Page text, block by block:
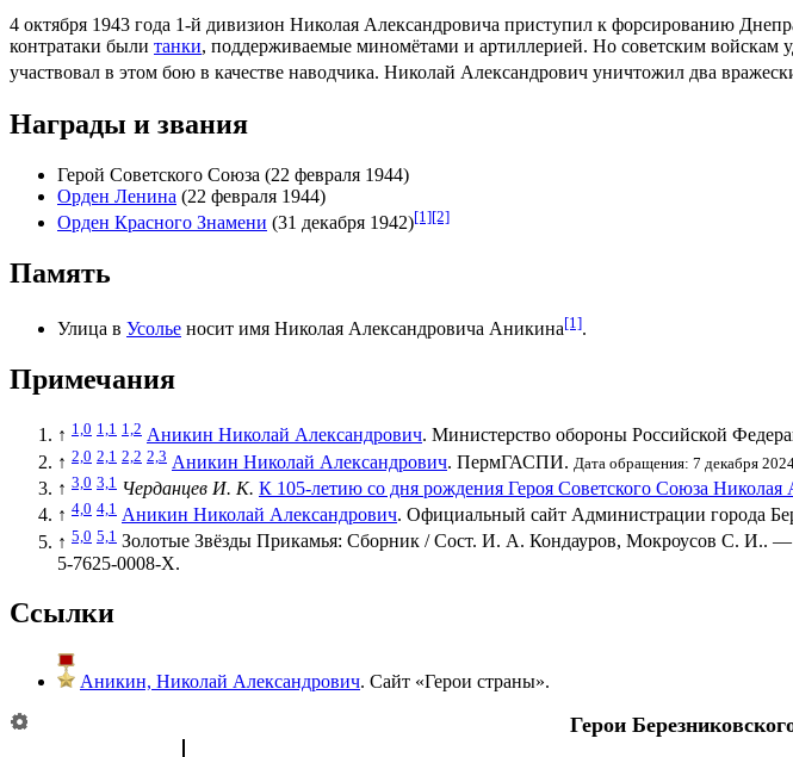
4 октября 1943 года 1-й дивизион Николая Александровича приступил к форсированию
контратаки были танки, поддерживаемые миномётами и артиллерией. Но советским войскам
участвовал в этом бою в качестве наводчика. Николай Александрович уничтожил два
Награды и звания
Герой Советского Союза (22 февраля 1944)
Орден Ленина (22 февраля 1944)
Орден Красного Знамени (31 декабря 1942)[1][2]
Память
Улица в Усолье носит имя Николая Александровича Аникина[1].
Примечания
↑ 1,0 1,1 1,2 Аникин Николай Александрович. Министерство обороны Российской
↑ 2,0 2,1 2,2 2,3 Аникин Николай Александрович. ПермГАСПИ. Дата обращения: 7 декабря
↑ 3,0 3,1 Черданцев И. К. К 105-летию со дня рождения Героя Советского Союза
↑ 4,0 4,1 Аникин Николай Александрович. Официальный сайт Администрации города
↑ 5,0 5,1 Золотые Звёзды Прикамья: Сборник / Сост. И. А. Кондауров, Мокроусов С.
5-7625-0008-Х.
Ссылки
Аникин, Николай Александрович. Сайт «Герои страны».
Герои